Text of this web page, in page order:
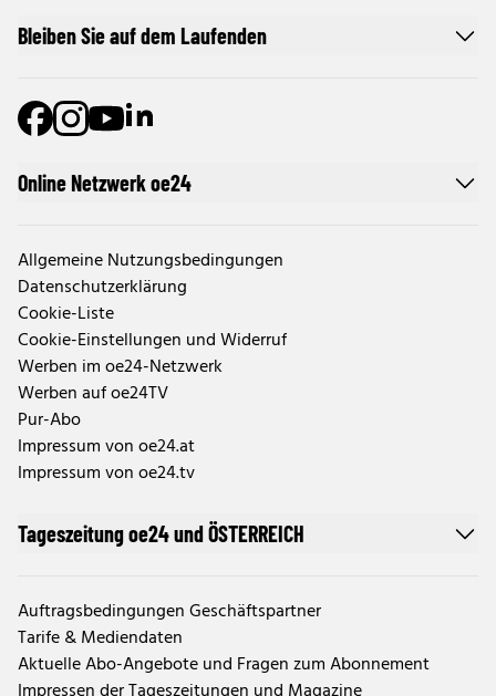
Online Netzwerk oe24
Allgemeine Nutzungsbedingungen
Datenschutzerklärung
Cookie-Liste
Cookie-Einstellungen und Widerruf
Werben im oe24-Netzwerk
Werben auf oe24TV
Pur-Abo
Impressum von oe24.at
Impressum von oe24.tv
Tageszeitung oe24 und ÖSTERREICH
Auftragsbedingungen Geschäftspartner
Tarife & Mediendaten
Aktuelle Abo-Angebote und Fragen zum Abonnement
Bleiben Sie auf dem Laufenden